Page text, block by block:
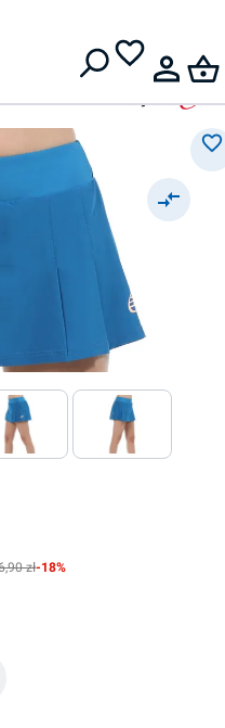
intenso
zł-18%
niedostępna.)
obecnie niedostępna.)
opcja jest obecnie